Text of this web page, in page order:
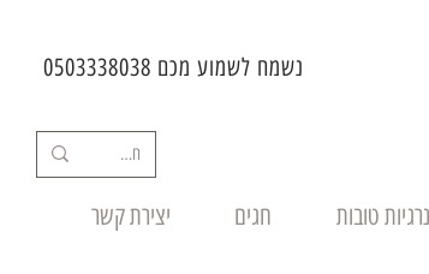
נשמח לשמוע מכם 0503338038
טובות חגים יצירת קשר